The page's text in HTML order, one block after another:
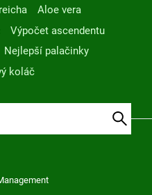
Aloe vera
Výpočet ascendentu
Nejlepší palačinky
koláč